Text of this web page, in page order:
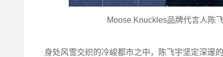
Moose Knuckles品牌代言人陈
身处风雪交织的冷峻都市之中，陈飞宇坚定深邃